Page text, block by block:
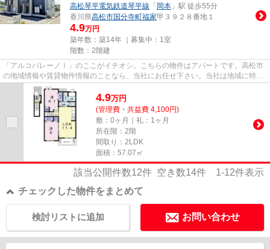
高松琴平電気鉄道琴平線 「 岡本 」駅 徒歩55分
香川県高松市国分寺町福家甲３９２８番地１
4.9万円
築年数：築14年 ｜募集中： 1室
階数：2階建
「アルコバレーノⅠ」のここがイチオシ。こちらの物件はアパートです。高松市
の地域情報や賃貸物件情報のことなら、当社にお任せ下さい。当社は地域に特化
しておりますので、確かな情報...
4.9万円
(管理費・共益費 4,100円)
敷：0ヶ月｜礼：1ヶ月
所在階：2階
間取り：2LDK
面積：57.07㎡
該当公開件数12件 空き数14件 1-12件表示
チェックした物件をまとめて
お問い合わせ
検討リストに追加